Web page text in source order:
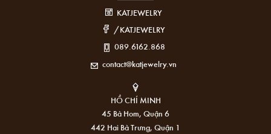
KATJEWELRY
/KATJEWELRY
089.6162.868
contact@katjewelry.vn
HỒ CHÍ MINH
45 Bà Hom, Quận 6
442 Hai Bà Trưng, Quận 1